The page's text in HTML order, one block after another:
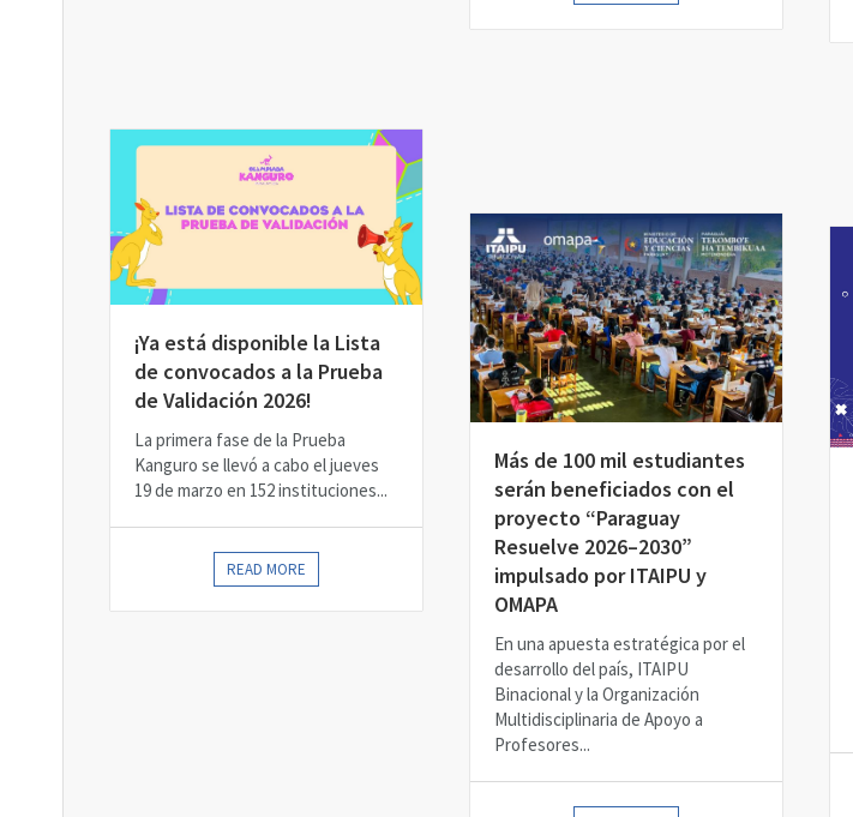
¡Ya está disponible la Lista
de convocados a la Prueba
de Validación 2026!
La primera fase de la Prueba
Kanguro se llevó a cabo el jueves
19 de marzo en 152 instituciones...
READ MORE
Más de 100 mil estudiantes
serán beneficiados con el
proyecto “Paraguay
Resuelve 2026–2030”
impulsado por ITAIPU y
OMAPA
En una apuesta estratégica por el
desarrollo del país, ITAIPU
Binacional y la Organización
Multidisciplinaria de Apoyo a
Profesores...